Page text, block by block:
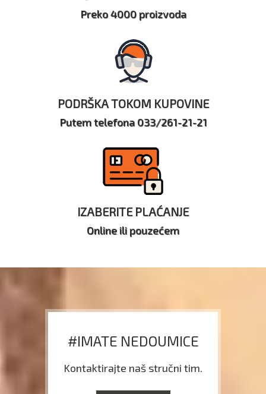
Preko 4000 proizvoda
PODRŠKA TOKOM KUPOVINE
Putem telefona 033/261-21-21
IZABERITE PLAĆANJE
Online ili pouzećem
#IMATE NEDOUMICE
Kontaktirajte naš stručni tim.